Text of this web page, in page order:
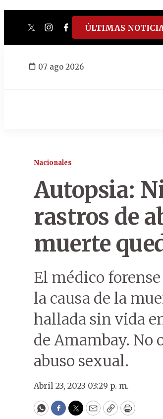
twitterinstagram
facebook
tiktokyoutube
spotify
ÚLTIMAS
07 ago 2026
Nacionales
Autopsia:
rastros de
muerte
El médico
la causa de la
hallada sin vida
de Amambay. No
abuso sexual.
Abril 23, 2023 03:29 p. m.
WhatsApp
Facebook
Twitter
EmailCopyPrint